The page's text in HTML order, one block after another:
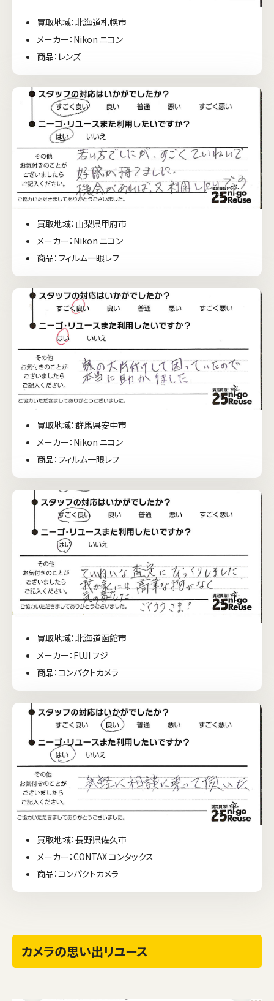
買取地域：北海道札幌市
メーカー：Nikon ニコン
商品：レンズ
買取地域：山梨県甲府市
メーカー：Nikon ニコン
商品：フィルム一眼レフ
買取地域：群馬県安中市
メーカー：Nikon ニコン
商品：フィルム一眼レフ
買取地域：北海道函館市
メーカー：FUJI フジ
商品：コンパクトカメラ
買取地域：長野県佐久市
メーカー：CONTAX コンタックス
商品：コンパクトカメラ
カメラの思い出リユース